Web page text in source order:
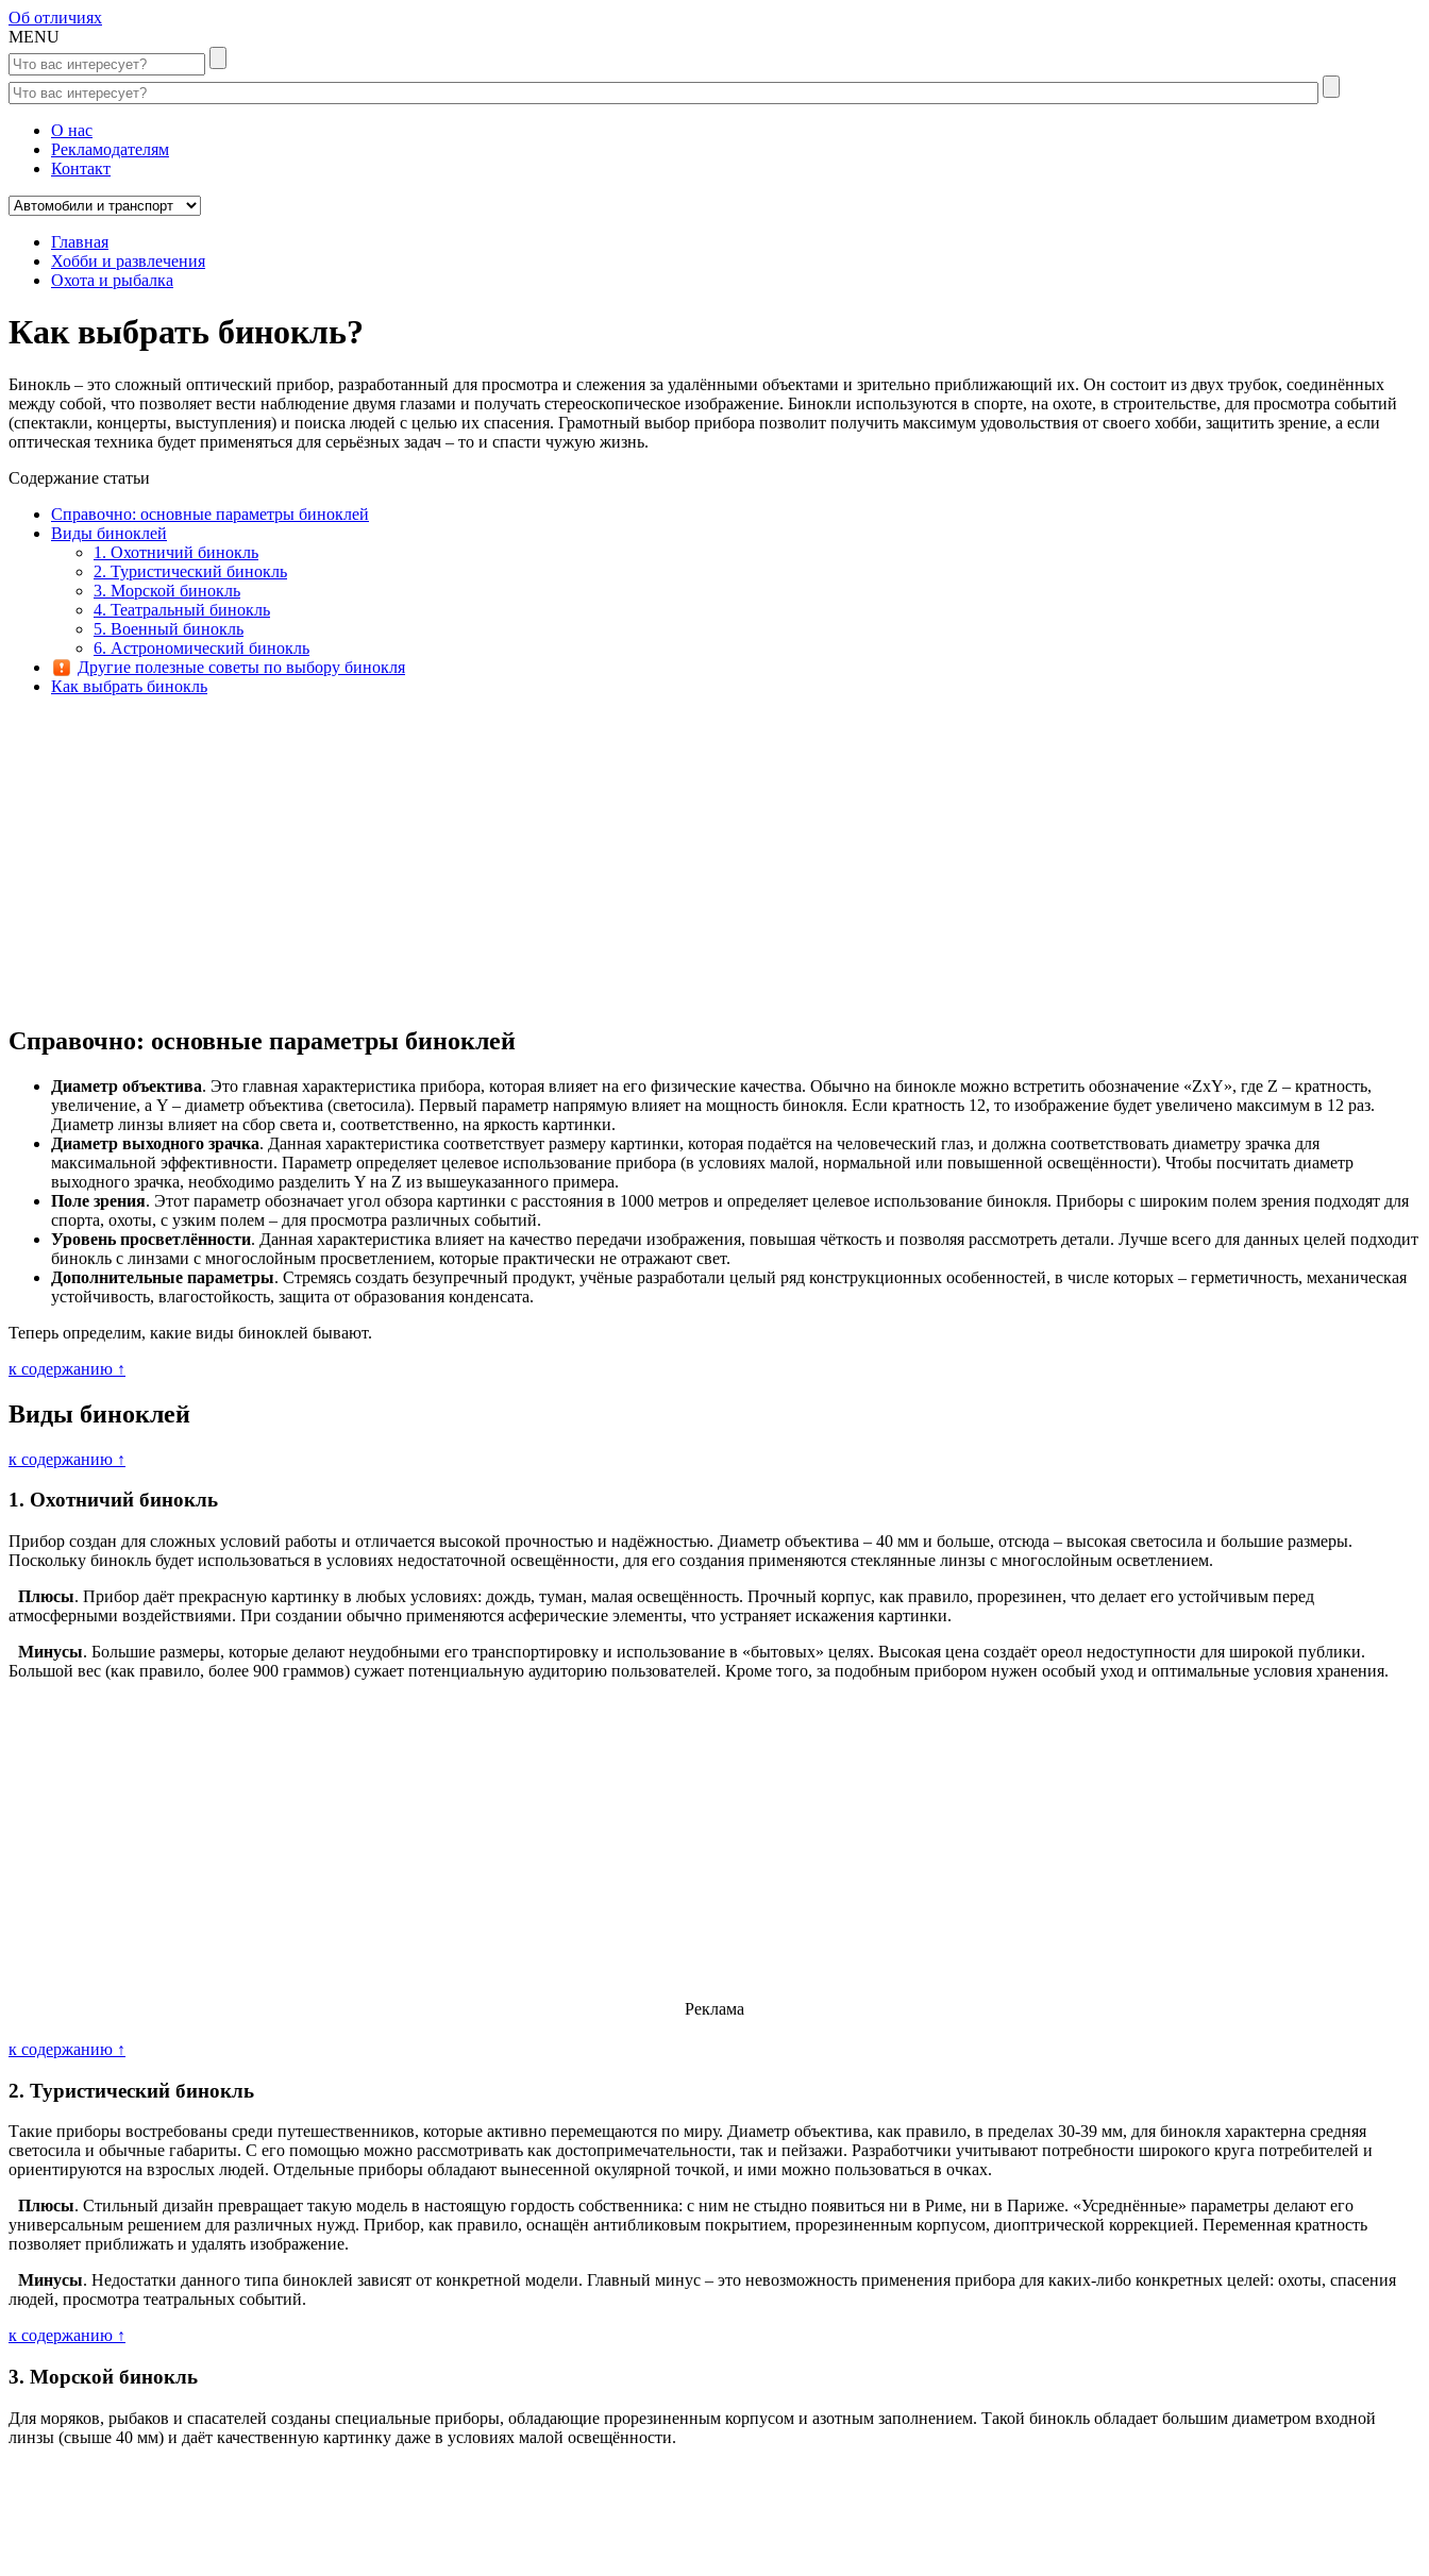
Об отличиях
MENU
О нас
Рекламодателям
Контакт
Главная
Хобби и развлечения
Охота и рыбалка
Как выбрать бинокль?
Бинокль – это сложный оптический прибор, разработанный для просмотра и слежения за удалёнными объектами и зрительно приближающий их. Он состоит из двух трубок, соединённых
между собой, что позволяет вести наблюдение двумя глазами и получать стереоскопическое изображение. Бинокли используются в спорте, на охоте, в строительстве, для просмотра событий
(спектакли, концерты, выступления) и поиска людей с целью их спасения. Грамотный выбор прибора позволит получить максимум удовольствия от своего хобби, защитить зрение, а если
оптическая техника будет применяться для серьёзных задач – то и спасти чужую жизнь.
Содержание статьи
Справочно: основные параметры биноклей
Виды биноклей
1. Охотничий бинокль
2. Туристический бинокль
3. Морской бинокль
4. Театральный бинокль
5. Военный бинокль
6. Астрономический бинокль
Другие полезные советы по выбору бинокля
Как выбрать бинокль
Справочно: основные параметры биноклей
Диаметр объектива. Это главная характеристика прибора, которая влияет на его физические качества. Обычно на бинокле можно встретить обозначение «ZхY», где Z – кратность,
увеличение, а Y – диаметр объектива (светосила). Первый параметр напрямую влияет на мощность бинокля. Если кратность 12, то изображение будет увеличено максимум в 12 раз.
Диаметр линзы влияет на сбор света и, соответственно, на яркость картинки.
Диаметр выходного зрачка. Данная характеристика соответствует размеру картинки, которая подаётся на человеческий глаз, и должна соответствовать диаметру зрачка для
максимальной эффективности. Параметр определяет целевое использование прибора (в условиях малой, нормальной или повышенной освещённости). Чтобы посчитать диаметр
выходного зрачка, необходимо разделить Y на Z из вышеуказанного примера.
Поле зрения. Этот параметр обозначает угол обзора картинки с расстояния в 1000 метров и определяет целевое использование бинокля. Приборы с широким полем зрения подходят для
спорта, охоты, с узким полем – для просмотра различных событий.
Уровень просветлённости. Данная характеристика влияет на качество передачи изображения, повышая чёткость и позволяя рассмотреть детали. Лучше всего для данных целей подходит
бинокль с линзами с многослойным просветлением, которые практически не отражают свет.
Дополнительные параметры. Стремясь создать безупречный продукт, учёные разработали целый ряд конструкционных особенностей, в числе которых – герметичность, механическая
устойчивость, влагостойкость, защита от образования конденсата.
Теперь определим, какие виды биноклей бывают.
к содержанию ↑
Виды биноклей
к содержанию ↑
1. Охотничий бинокль
Прибор создан для сложных условий работы и отличается высокой прочностью и надёжностью. Диаметр объектива – 40 мм и больше, отсюда – высокая светосила и большие размеры.
Поскольку бинокль будет использоваться в условиях недостаточной освещённости, для его создания применяются стеклянные линзы с многослойным осветлением.
Плюсы. Прибор даёт прекрасную картинку в любых условиях: дождь, туман, малая освещённость. Прочный корпус, как правило, прорезинен, что делает его устойчивым перед
атмосферными воздействиями. При создании обычно применяются асферические элементы, что устраняет искажения картинки.
Минусы. Большие размеры, которые делают неудобными его транспортировку и использование в «бытовых» целях. Высокая цена создаёт ореол недоступности для широкой публики.
Большой вес (как правило, более 900 граммов) сужает потенциальную аудиторию пользователей. Кроме того, за подобным прибором нужен особый уход и оптимальные условия хранения.
Реклама
к содержанию ↑
2. Туристический бинокль
Такие приборы востребованы среди путешественников, которые активно перемещаются по миру. Диаметр объектива, как правило, в пределах 30-39 мм, для бинокля характерна средняя
светосила и обычные габариты. С его помощью можно рассмотривать как достопримечательности, так и пейзажи. Разработчики учитывают потребности широкого круга потребителей и
ориентируются на взрослых людей. Отдельные приборы обладают вынесенной окулярной точкой, и ими можно пользоваться в очках.
Плюсы. Стильный дизайн превращает такую модель в настоящую гордость собственника: с ним не стыдно появиться ни в Риме, ни в Париже. «Усреднённые» параметры делают его
универсальным решением для различных нужд. Прибор, как правило, оснащён антибликовым покрытием, прорезиненным корпусом, диоптрической коррекцией. Переменная кратность
позволяет приближать и удалять изображение.
Минусы. Недостатки данного типа биноклей зависят от конкретной модели. Главный минус – это невозможность применения прибора для каких-либо конкретных целей: охоты, спасения
людей, просмотра театральных событий.
к содержанию ↑
3. Морской бинокль
Для моряков, рыбаков и спасателей созданы специальные приборы, обладающие прорезиненным корпусом и азотным заполнением. Такой бинокль обладает большим диаметром входной
линзы (свыше 40 мм) и даёт качественную картинку даже в условиях малой освещённости.